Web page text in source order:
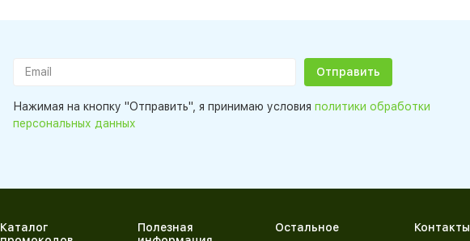
Нажимая на кнопку "Отправить", я принимаю условия политики обработки
персональных данных
Каталог
Полезная
Остальное Контакты